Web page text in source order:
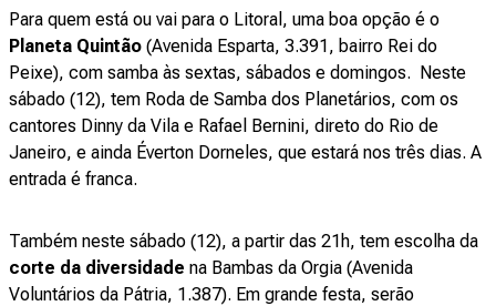
Para quem está ou vai para o Litoral, uma boa opção é o
Planeta Quintão (Avenida Esparta, 3.391, bairro Rei do
Peixe), com samba às sextas, sábados e domingos. Neste
sábado (12), tem Roda de Samba dos Planetários, com os
cantores Dinny da Vila e Rafael Bernini, direto do Rio de
Janeiro, e ainda Éverton Dorneles, que estará nos três dias. A
entrada é franca.
Também neste sábado (12), a partir das 21h, tem escolha da
corte da diversidade na Bambas da Orgia (Avenida
Voluntários da Pátria, 1.387). Em grande festa, serão